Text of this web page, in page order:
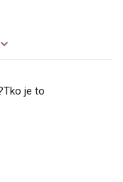
je to